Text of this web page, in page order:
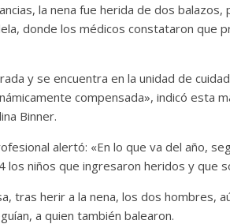
la nena fue herida de dos
donde los médicos constataron que
y se encuentra en la unidad de
compensada», indicó esta
Binner.
alertó: «En lo que va del año,
los niños que ingresaron heridos y que
tras herir a la nena, los dos hombres,
a quien también balearon.